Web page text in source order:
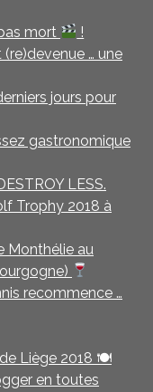
mort
!
… une
jours pour
gastronomique
LESS.
Trophy 2018 à
Monthélie au
recommence …
Liège 2018 🍽
en toutes